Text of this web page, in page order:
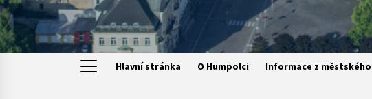
Hlavní stránka O Humpolci Informace z